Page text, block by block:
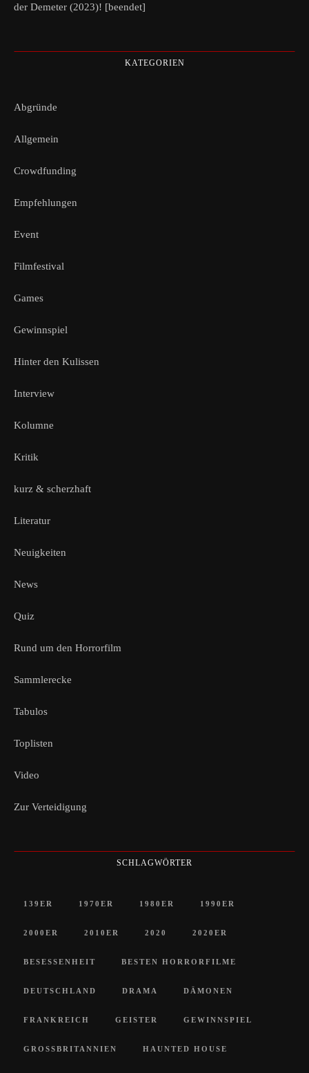
der Demeter (2023)! [beendet]
KATEGORIEN
Abgründe
Allgemein
Crowdfunding
Empfehlungen
Event
Filmfestival
Games
Gewinnspiel
Hinter den Kulissen
Interview
Kolumne
Kritik
kurz & scherzhaft
Literatur
Neuigkeiten
News
Quiz
Rund um den Horrorfilm
Sammlerecke
Tabulos
Toplisten
Video
Zur Verteidigung
SCHLAGWÖRTER
139ER 1970ER 1980ER 1990ER
2000ER 2010ER 2020 2020ER
BESESSENHEIT BESTEN HORRORFILME
DEUTSCHLAND DRAMA DÄMONEN
FRANKREICH GEISTER GEWINNSPIEL
GROSSBRITANNIEN HAUNTED HOUSE